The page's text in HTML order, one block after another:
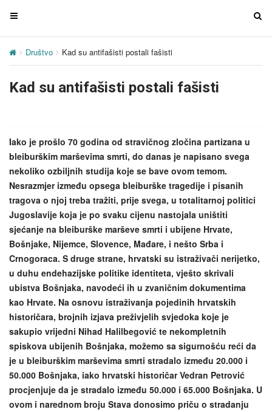
T
g
e
i
g
a
t
i
o
n
T
i
Društvo Kad su antifašisti postali fašisti
Kad su antifašisti postali fašisti
Iako je prošlo 70 godina od stravičnog zločina partizana u
bleiburškim marševima smrti, do danas je napisano svega
nekoliko ozbiljnih studija koje se bave ovom temom.
Nesrazmjer između opsega bleiburške tragedije i pisanih
tragova o njoj treba tražiti, prije svega, u totalitarnoj politici
Jugoslavije koja je po svaku cijenu nastojala uništiti
sjećanje na bleiburške marševe smrti i ubijene Hrvate,
Bošnjake, Nijemce, Slovence, Mađare, i nešto Srba i
Crnogoraca. S druge strane, hrvatski su istraživači nerijetko,
u duhu endehazijske politike identiteta, vješto skrivali
ubistva Bošnjaka, navodeći ih u zvaničnim dokumentima
kao Hrvate. Na osnovu istraživanja pojedinih hrvatskih
historičara, brojnih izjava preživjelih svjedoka koje je
sakupio vrijedni Nihad Halilbegović te nekompletnih
spiskova ubijenih Bošnjaka, možemo sa sigurnošću reći da
je u bleiburškim marševima smrti stradalo između 20.000 i
50.000 Bošnjaka, iako hrvatski historičar Vedran Petrović
procjenjuje da je stradalo između 50.000 i 65.000 Bošnjaka. U
ovom i narednom broju Stava donosimo priču o stradanju